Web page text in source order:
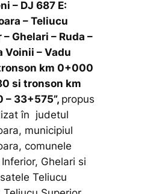
– DJ 687 E:
– Teliucu
Ghelari – Ruda –
Voinii – Vadu
km 0+000
si tronson km
– 33+575”, propus
în judetul
municipiul
comunele
Ghelari si
Teliucu